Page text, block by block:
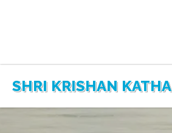
SHRI KRISHAN KATHA